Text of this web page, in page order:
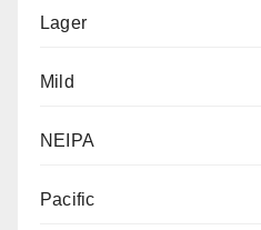
Lager
Mild
NEIPA
Pacific